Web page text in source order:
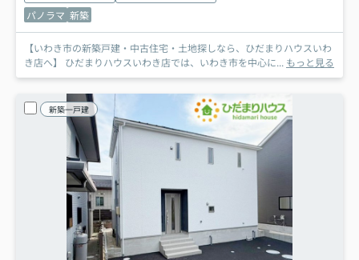
パノラマ 新築
【いわき市の新築戸建・中古住宅・土地探しなら、ひだまりハウスいわ
き店へ】 ひだまりハウスいわき店では、いわき市を中心に... もっと見る
新築一戸建